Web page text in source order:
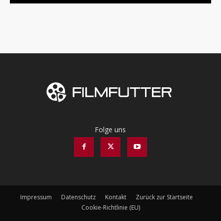
Folge uns
Impressum Datenschutz Kontakt
Zurück zur Startseite
Cookie-Richtlinie (EU)